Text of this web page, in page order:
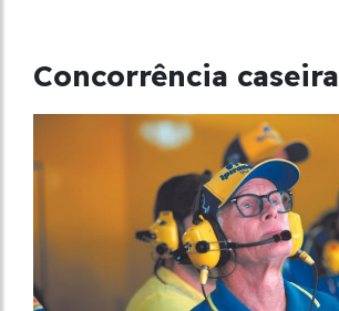
Concorrência caseira